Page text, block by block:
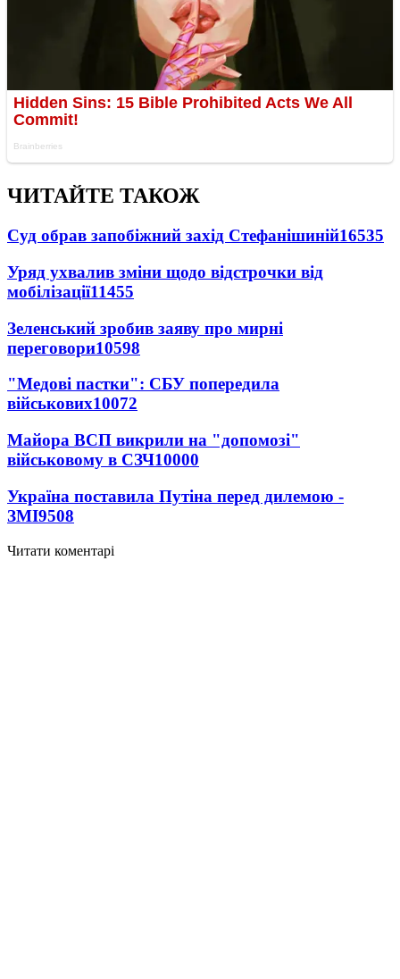
ЧИТАЙТЕ ТАКОЖ
Суд обрав запобіжний захід Стефанішиній16535
Уряд ухвалив зміни щодо відстрочки від
мобілізації11455
Зеленський зробив заяву про мирні
переговори10598
"Медові пастки": СБУ попередила
військових10072
Майора ВСП викрили на "допомозі"
військовому в СЗЧ10000
Україна поставила Путіна перед дилемою -
ЗМІ9508
Читати коментарі